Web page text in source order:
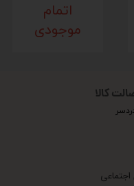
اتمام
موجودی
کالا